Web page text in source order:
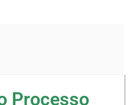
Processo